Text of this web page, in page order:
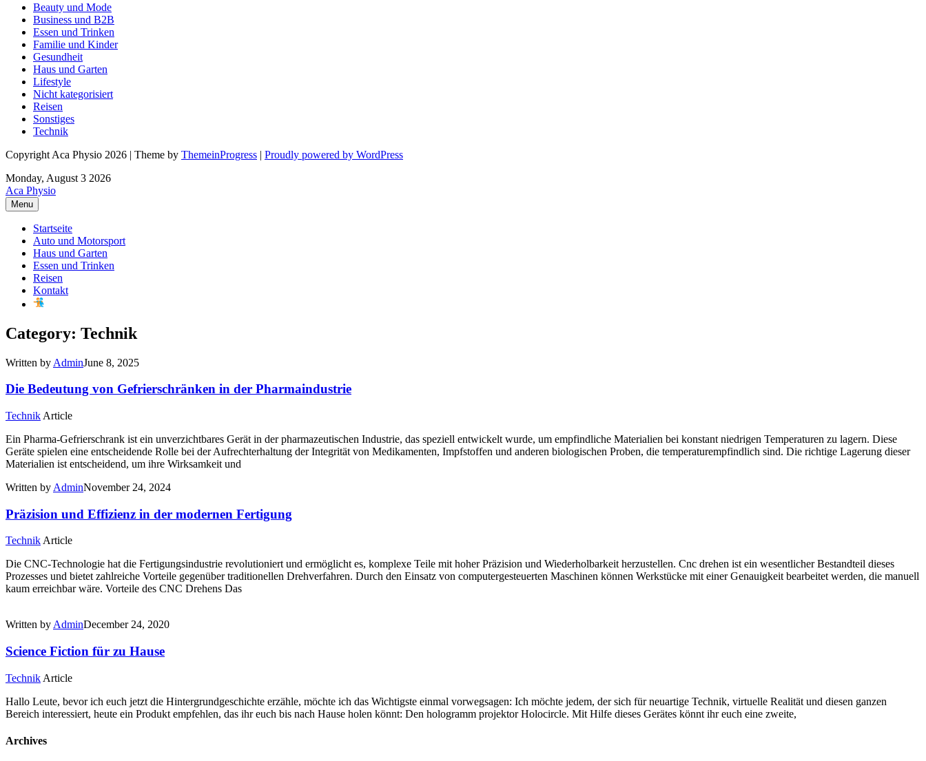
Beauty und Mode
Business und B2B
Essen und Trinken
Familie und Kinder
Gesundheit
Haus und Garten
Lifestyle
Nicht kategorisiert
Reisen
Sonstiges
Technik
Copyright Aca Physio 2026 | Theme by ThemeinProgress | Proudly powered by WordPress
Monday, August 3 2026
Aca Physio
Menu
Startseite
Auto und Motorsport
Haus und Garten
Essen und Trinken
Reisen
Kontakt
Category: Technik
Written by AdminJune 8, 2025
Die Bedeutung von Gefrierschränken in der Pharmaindustrie
Technik Article
Ein Pharma-Gefrierschrank ist ein unverzichtbares Gerät in der pharmazeutischen Industrie, das speziell entwickelt wurde, um empfindliche Materialien bei konstant niedrigen Temperaturen zu lagern. Diese
Geräte spielen eine entscheidende Rolle bei der Aufrechterhaltung der Integrität von Medikamenten, Impfstoffen und anderen biologischen Proben, die temperaturempfindlich sind. Die richtige Lagerung dieser
Materialien ist entscheidend, um ihre Wirksamkeit und
Written by AdminNovember 24, 2024
Präzision und Effizienz in der modernen Fertigung
TechnikArticle
Die CNC-Technologie hat die Fertigungsindustrie revolutioniert und ermöglicht es, komplexe Teile mit hoher Präzision und Wiederholbarkeit herzustellen. Cnc drehen ist ein wesentlicher Bestandteil dieses
Prozesses und bietet zahlreiche Vorteile gegenüber traditionellen Drehverfahren. Durch den Einsatz von computergesteuerten Maschinen können Werkstücke mit einer Genauigkeit bearbeitet werden, die manuell
kaum erreichbar wäre. Vorteile des CNC Drehens Das
Written byAdminDecember 24, 2020
Science Fiction für zu Hause
Technik Article
Hallo Leute, bevor ich euch jetzt die Hintergrundgeschichte erzähle, möchte ich das Wichtigste einmal vorwegsagen: Ich möchte jedem, der sich für neuartige Technik, virtuelle Realität und diesen ganzen
Bereich interessiert, heute ein Produkt empfehlen, das ihr euch bis nach Hause holen könnt: Den hologramm projektor Holocircle. Mit Hilfe dieses Gerätes könnt ihr euch eine zweite,
Archives